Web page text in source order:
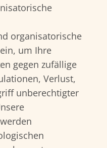
organisatorische
um Ihre
gegen zufällige
Verlust,
unberechtigter